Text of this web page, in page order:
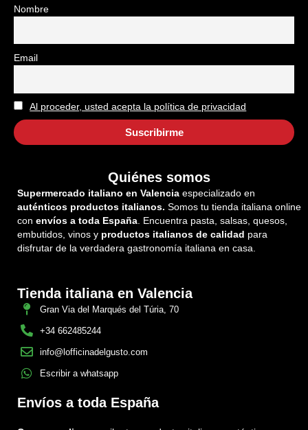
Nombre
Email
Al proceder, usted acepta la política de privacidad
Quiénes somos
Supermercado italiano en Valencia especializado en
auténticos productos italianos. Somos tu tienda italiana online
con envíos a toda España . Encuentra pasta, salsas, quesos,
embutidos, vinos y productos italianos de calidad para
disfrutar de la verdadera gastronomía italiana en casa.
Tienda italiana en Valencia
Gran Via del Marqués del Túria, 70
+34 662485244
info@lofficinadelgusto.com
Escribir a whatsapp
Envíos a toda España